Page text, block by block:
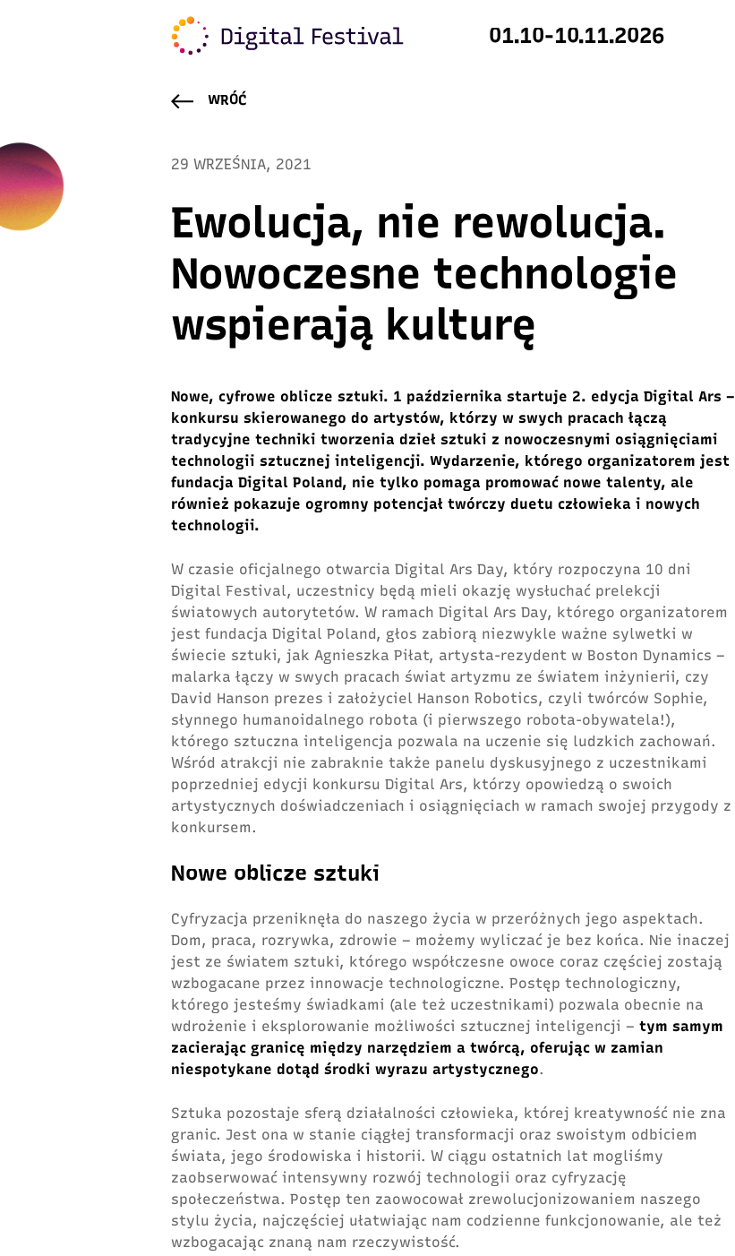
01.10-10.11.2026
WRÓĆ
29 WRZEŚNIA, 2021
Ewolucja, nie rewolucja.
Nowoczesne technologie
wspierają kulturę
Nowe, cyfrowe oblicze sztuki. 1 października startuje 2. edycja Digital Ars –
konkursu skierowanego do artystów, którzy w swych pracach łączą
tradycyjne techniki tworzenia dzieł sztuki z nowoczesnymi osiągnięciami
technologii sztucznej inteligencji. Wydarzenie, którego organizatorem jest
fundacja Digital Poland, nie tylko pomaga promować nowe talenty, ale
również pokazuje ogromny potencjał twórczy duetu człowieka i nowych
technologii.
W czasie oficjalnego otwarcia Digital Ars Day, który rozpoczyna 10 dni
Digital Festival, uczestnicy będą mieli okazję wysłuchać prelekcji
światowych autorytetów. W ramach Digital Ars Day, którego organizatorem
jest fundacja Digital Poland, głos zabiorą niezwykle ważne sylwetki w
świecie sztuki, jak Agnieszka Piłat, artysta-rezydent w Boston Dynamics –
malarka łączy w swych pracach świat artyzmu ze światem inżynierii, czy
David Hanson prezes i założyciel Hanson Robotics, czyli twórców Sophie,
słynnego humanoidalnego robota (i pierwszego robota-obywatela!),
którego sztuczna inteligencja pozwala na uczenie się ludzkich zachowań.
Wśród atrakcji nie zabraknie także panelu dyskusyjnego z uczestnikami
poprzedniej edycji konkursu Digital Ars, którzy opowiedzą o swoich
artystycznych doświadczeniach i osiągnięciach w ramach swojej przygody z
konkursem.
Nowe oblicze sztuki
Cyfryzacja przeniknęła do naszego życia w przeróżnych jego aspektach.
Dom, praca, rozrywka, zdrowie – możemy wyliczać je bez końca. Nie inaczej
jest ze światem sztuki, którego współczesne owoce coraz częściej zostają
wzbogacane przez innowacje technologiczne. Postęp technologiczny,
którego jesteśmy świadkami (ale też uczestnikami) pozwala obecnie na
wdrożenie i eksplorowanie możliwości sztucznej inteligencji – tym samym
zacierając granicę między narzędziem a twórcą, oferując w zamian
niespotykane dotąd środki wyrazu artystycznego.
Sztuka pozostaje sferą działalności człowieka, której kreatywność nie zna
granic. Jest ona w stanie ciągłej transformacji oraz swoistym odbiciem
świata, jego środowiska i historii. W ciągu ostatnich lat mogliśmy
zaobserwować intensywny rozwój technologii oraz cyfryzację
społeczeństwa. Postęp ten zaowocował zrewolucjonizowaniem naszego
stylu życia, najczęściej ułatwiając nam codzienne funkcjonowanie, ale też
wzbogacając znaną nam rzeczywistość.